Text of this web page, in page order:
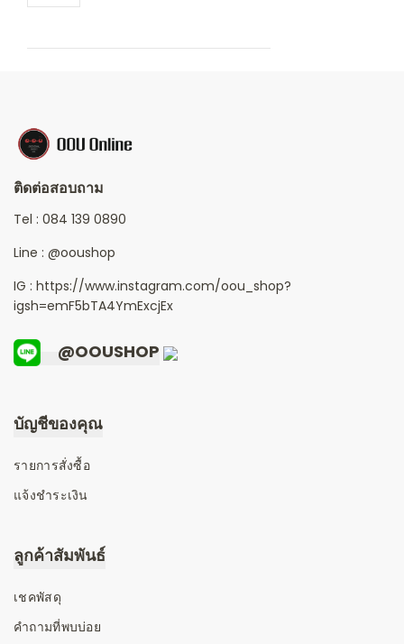
ติดต่อสอบถาม
Tel : 084 139 0890
Line : @ooushop
IG : https://www.instagram.com/oou_shop?
igsh=emF5bTA4YmExcjEx
@OOUSHOP
บัญชีของคุณ
รายการสั่งซื้อ
แจ้งชำระเงิน
ลูกค้าสัมพันธ์
เชคพัสดุ
คำถามที่พบบ่อย